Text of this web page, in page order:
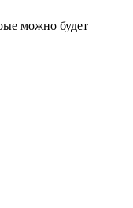
можно будет